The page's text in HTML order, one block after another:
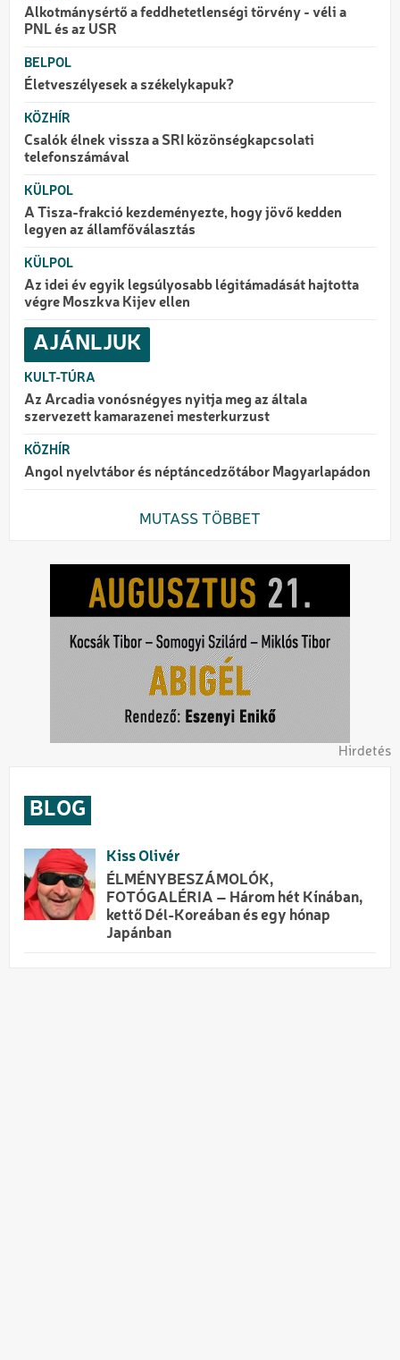
Alkotmánysértő a feddhetetlenségi törvény - véli a
PNL és az USR
BELPOL
Életveszélyesek a székelykapuk?
KÖZHÍR
Csalók élnek vissza a SRI közönségkapcsolati
telefonszámával
KÜLPOL
A Tisza-frakció kezdeményezte, hogy jövő kedden
legyen az államfőválasztás
KÜLPOL
Az idei év egyik legsúlyosabb légitámadását hajtotta
végre Moszkva Kijev ellen
AJÁNLJUK
KULT-TÚRA
Az Arcadia vonósnégyes nyitja meg az általa
szervezett kamarazenei mesterkurzust
KÖZHÍR
Angol nyelvtábor és néptáncedzőtábor Magyarlapádon
MUTASS TÖBBET
Hirdetés
BLOG
Kiss Olivér
ÉLMÉNYBESZÁMOLÓK,
FOTÓGALÉRIA – Három hét Kínában,
kettő Dél-Koreában és egy hónap
Japánban